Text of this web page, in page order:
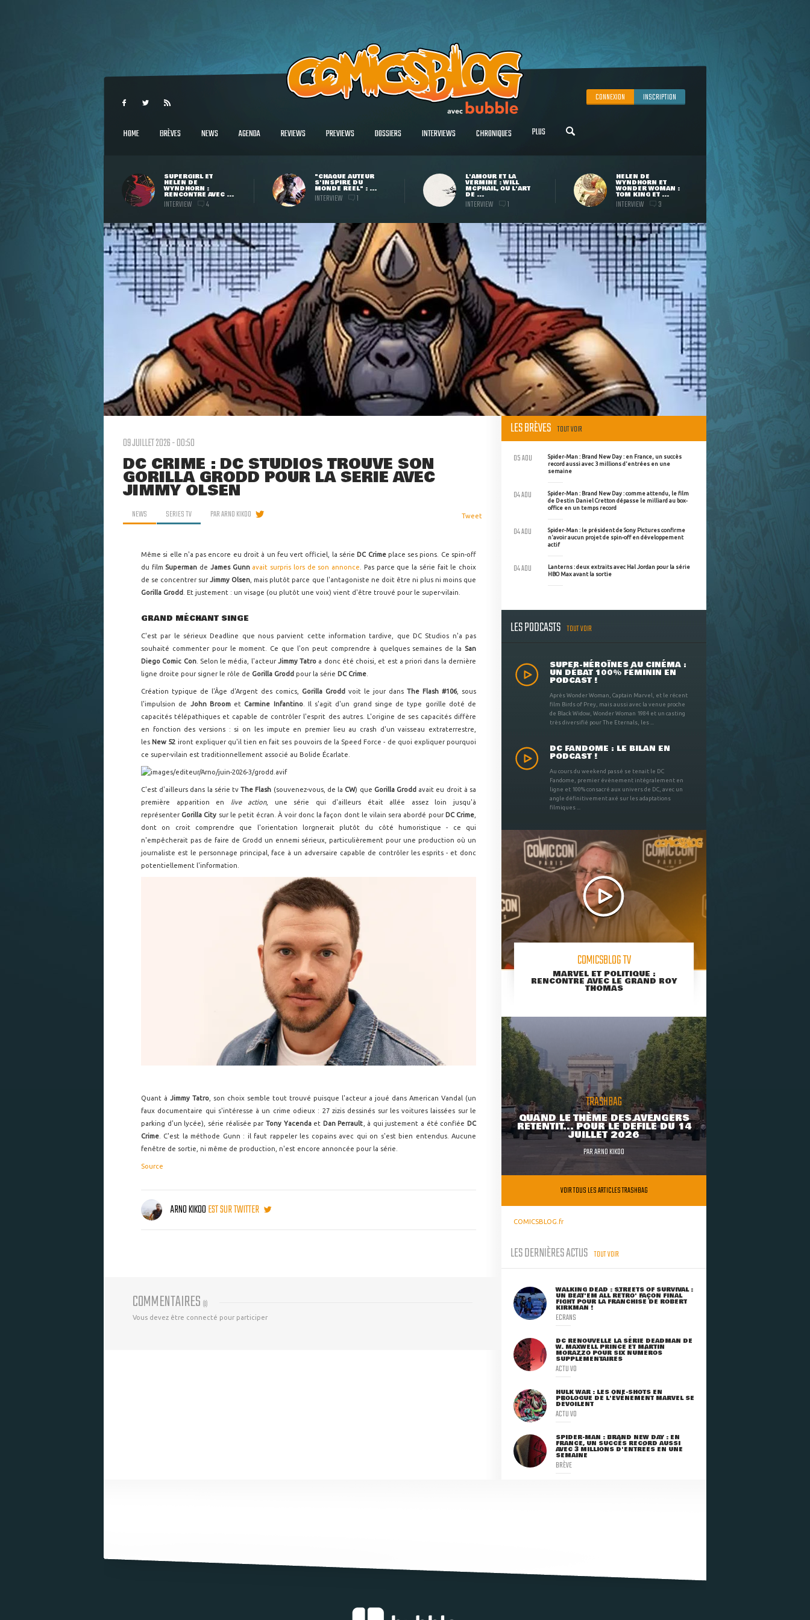
CONNEXION INSCRIPTION
HOME BRÈVES NEWS AGENDA REVIEWS PREVIEWS DOSSIERS INTERVIEWS CHRONIQUES PLUS
SUPERGIRL ET
HELEN DE
WYNDHORN :
RENCONTRE AVEC ...
INTERVIEW 4
"CHAQUE AUTEUR
S'INSPIRE DU
MONDE RÉEL" : ...
INTERVIEW 1
L'AMOUR ET LA
VERMINE : WILL
MCPHAIL, OU L'ART
DE ...
INTERVIEW 1
HELEN DE
WYNDHORN ET
WONDER WOMAN :
TOM KING ET ...
INTERVIEW 3
09 JUILLET 2026 - 00:50
DC CRIME : DC STUDIOS TROUVE SON
GORILLA GRODD POUR LA SÉRIE AVEC
JIMMY OLSEN
NEWS SERIES TV PARARNO KIKOO Tweet
Même si elle n'a pas encore eu droit à un feu vert officiel, la série DC Crime place ses pions. Ce spin-off
du film Superman de James Gunn avait surpris lors de son annonce . Pas parce que la série fait le choix
de se concentrer surJimmy Olsen , mais plutôt parce que l'antagoniste ne doit être ni plus ni moins que
Gorilla Grodd
. Et justement : un visage (ou plutôt une voix) vient d'être trouvé pour le super-vilain.
GRAND MÉCHANT SINGE
C'est par le sérieux Deadline que nous parvient cette information tardive, que DC Studios n'a pas
souhaité commenter pour le moment. Ce que l'on peut comprendre à quelques semaines de la San
Diego Comic Con. Selon le média, l'acteurJimmy Tatro a donc été choisi, et est a priori dans la dernière
ligne droite pour signer le rôle de Gorilla Grodd pour la série DC Crime
Création typique de l'Âge d'Argent des comics, Gorilla Grodd voit le jour dans The Flash #106, sous
l'impulsion de John Broom et Carmine Infantino. Il s'agit d'un grand singe de type gorille doté de
capacités télépathiques et capable de contrôler l'esprit des autres. L'origine de ses capacités diffère
en fonction des versions : si on les impute en premier lieu au crash d'un vaisseau extraterrestre,
les New 52 iront expliquer qu'il tien en fait ses pouvoirs de la Speed Force - de quoi expliquer pourquoi
ce super-vilain est traditionnellement associé au Bolide Écarlate.
C'est d'ailleurs dans la série tvThe Flash (souvenez-vous, de la CW) que Gorilla Grodd avait eu droit à sa
première apparition en
live action, une série qui d'ailleurs était allée assez loin jusqu'à
représenter Gorilla City sur le petit écran. À voir donc la façon dont le vilain sera abordé pour DC Crime
dont on croit comprendre que l'orientation lorgnerait plutôt du côté humoristique - ce qui
n'empêcherait pas de faire de Grodd un ennemi sérieux, particulièrement pour une production où un
journaliste est le personnage principal, face à un adversaire capable de contrôler les esprits - et donc
potentiellement l'information.
Quant à Jimmy Tatro , son choix semble tout trouvé puisque l'acteur a joué dans American Vandal (un
faux documentaire qui s'intéresse à un crime odieux : 27 zizis dessinés sur les voitures laissées sur le
parking d'un lycée), série réalisée par Tony Yacendaet Dan Perrault , à qui justement a été confiée DC
Crime . C'est la méthode Gunn : il faut rappeler les copains avec qui on s'est bien entendus. Aucune
fenêtre de sortie, ni même de production, n'est encore annoncée pour la série.
Source
ARNO KIKOOEST SUR TWITTER
COMMENTAIRES (0)
Vous devez être connecté pour participer
LES BRÈVES TOUT VOIR
Spider-Man : Brand New Day : en France, un succès
record aussi avec 3 millions d'entrées en une
semaine
05 AOU
Spider-Man : Brand New Day : comme attendu, le film
de Destin Daniel Cretton dépasse le milliard au box-
office en un temps record
04 AOU
Spider-Man : le président de Sony Pictures confirme
n'avoir aucun projet de spin-off en développement
actif
04 AOU
Lanterns : deux extraits avec Hal Jordan pour la série
HBO Max avant la sortie
04 AOU
LES PODCASTS TOUT VOIR
SUPER-HÉROÏNES AU CINÉMA :
UN DÉBAT 100% FÉMININ EN
PODCAST !
Après Wonder Woman, Captain Marvel, et le récent
film Birds of Prey, mais aussi avec la venue proche
de Black Widow, Wonder Woman 1984 et un casting
très diversifié pour The Eternals, les ...
DC FANDOME : LE BILAN EN
PODCAST !
Au cours du weekend passé se tenait le DC
Fandome, premier évènement intégralement en
ligne et 100% consacré aux univers de DC, avec un
angle définitivement axé sur les adaptations
filmiques ...
COMICSBLOG TV
MARVEL ET POLITIQUE :
RENCONTRE AVEC LE GRAND ROY
THOMAS
TRASHBAG
QUAND LE THÈME DES AVENGERS
RETENTIT... POUR LE DÉFILÉ DU 14
JUILLET 2026
PARARNO KIKOO
VOIR TOUS LES ARTICLES TRASHBAG
COMICSBLOG.fr
LES DERNIÈRES ACTUS TOUT VOIR
WALKING DEAD : STREETS OF SURVIVAL :
UN BEAT'EM ALL RÉTRO' FAÇON FINAL
FIGHT POUR LA FRANCHISE DE ROBERT
KIRKMAN !
ECRANS
DC RENOUVELLE LA SÉRIE DEADMAN DE
W. MAXWELL PRINCE ET MARTIN
MORAZZO POUR SIX NUMÉROS
SUPPLÉMENTAIRES
ACTU VO
HULK WAR : LES ONE-SHOTS EN
PROLOGUE DE L'ÉVÈNEMENT MARVEL SE
DÉVOILENT
ACTU VO
SPIDER-MAN : BRAND NEW DAY : EN
FRANCE, UN SUCCÈS RECORD AUSSI
AVEC 3 MILLIONS D'ENTRÉES EN UNE
SEMAINE
BRÈVE